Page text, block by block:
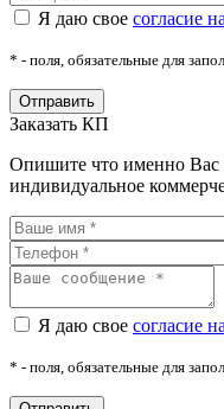
Я даю свое согласие
* - поля, обязательные для
Заказать КП
Опишите что именно
индивидуальное
Я даю свое согласие
* - поля, обязательные для